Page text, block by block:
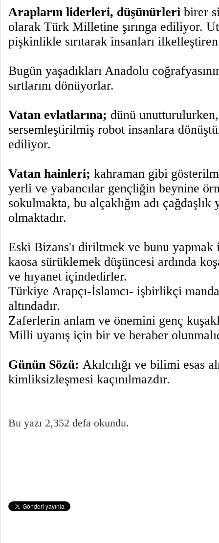
Arapların liderleri, düşünürleri birer
olarak Türk Milletine şırınga ediliyor.
pişkinlikle sırıtarak insanları
Bugün yaşadıkları Anadolu
sırtlarını dönüyorlar.
Vatan evlatlarına; dünü
sersemleştirilmiş robot insanlara
ediliyor.
Vatan hainleri; kahraman gibi
yerli ve yabancılar gençliğin beynine
sokulmakta, bu alçaklığın adı çağdaşlık
olmaktadır.
Eski Bizans'ı diriltmek ve bunu
kaosa sürüklemek düşüncesi ardında
ve hıyanet içindedirler.
Türkiye Arapçı-İslamcı- işbirlikçi
altındadır.
Zaferlerin anlam ve önemini genç
Milli uyanış için bir ve beraber
Günün Sözü: Akılcılığı ve bilimi esas
kimliksizleşmesi kaçınılmazdır.
Bu yazı 2,352 defa okundu.